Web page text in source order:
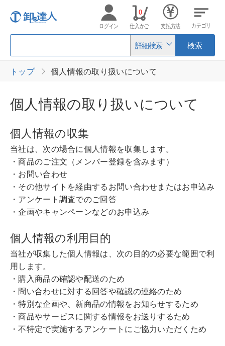
詳細検索 検索
ログイン 仕入かご
0
支払方法 カテゴリ
トップ 個人情報の取り扱いについて
個人情報の取り扱いについて
個人情報の収集
当社は、次の場合に個人情報を収集します。
・商品のご注文（メンバー登録を含みます）
・お問い合わせ
・その他サイトを経由するお問い合わせまたはお申込み
・アンケート調査でのご回答
・企画やキャンペーンなどのお申込み
個人情報の利用目的
当社が収集した個人情報は、次の目的の必要な範囲で利
用します。
・購入商品の確認や配送のため
・問い合わせに対する回答や確認の連絡のため
・特別な企画や、新商品の情報をお知らせするため
・商品やサービスに関する情報をお送りするため
・不特定で実施するアンケートにご協力いただくため